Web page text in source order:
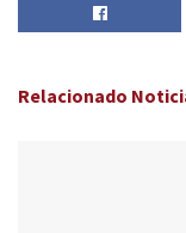
Relacionado